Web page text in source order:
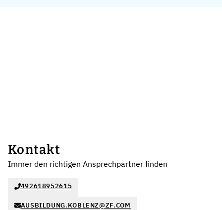
Kontakt
Immer den richtigen Ansprechpartner finden
492618952615
AUSBILDUNG.KOBLENZ@ZF.COM